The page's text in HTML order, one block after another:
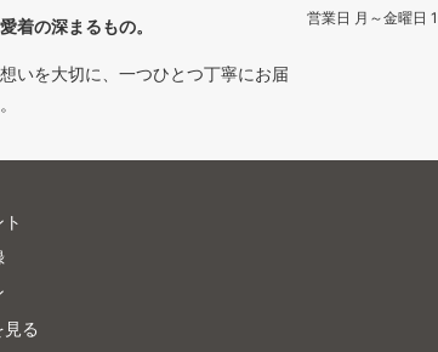
着の深まるもの。
いを大切に、一つひとつ丁寧にお届
営業日 月～金曜日
る